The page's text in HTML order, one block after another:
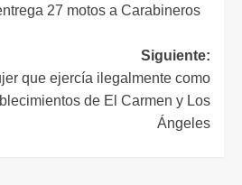
27 motos a Carabineros
Siguiente:
que ejercía ilegalmente como
de El Carmen y Los
Ángeles